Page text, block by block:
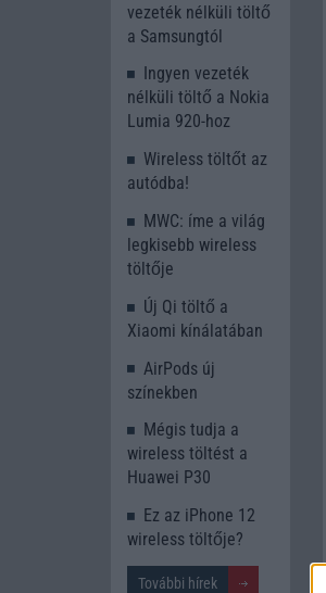
vezeték nélküli töltő
a Samsungtól
Ingyen vezeték
nélküli töltő a Nokia
Lumia 920-hoz
Wireless töltőt az
autódba!
MWC: íme a világ
legkisebb wireless
töltője
Új Qi töltő a
Xiaomi kínálatában
AirPods új
színekben
Mégis tudja a
wireless töltést a
Huawei P30
Ez az iPhone 12
wireless töltője?
További hírek